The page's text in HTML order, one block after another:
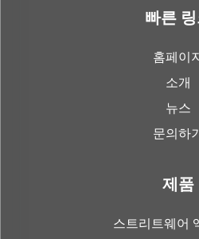
빠른
홈페이지
소개
뉴스
문의하기
제품
스트리트웨어